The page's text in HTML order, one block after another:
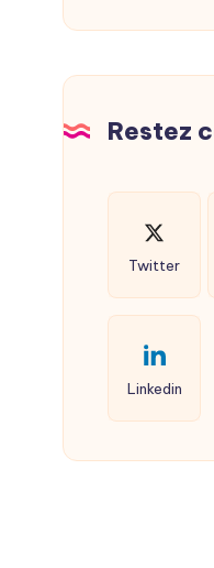
Restez
Twitter
Linkedin